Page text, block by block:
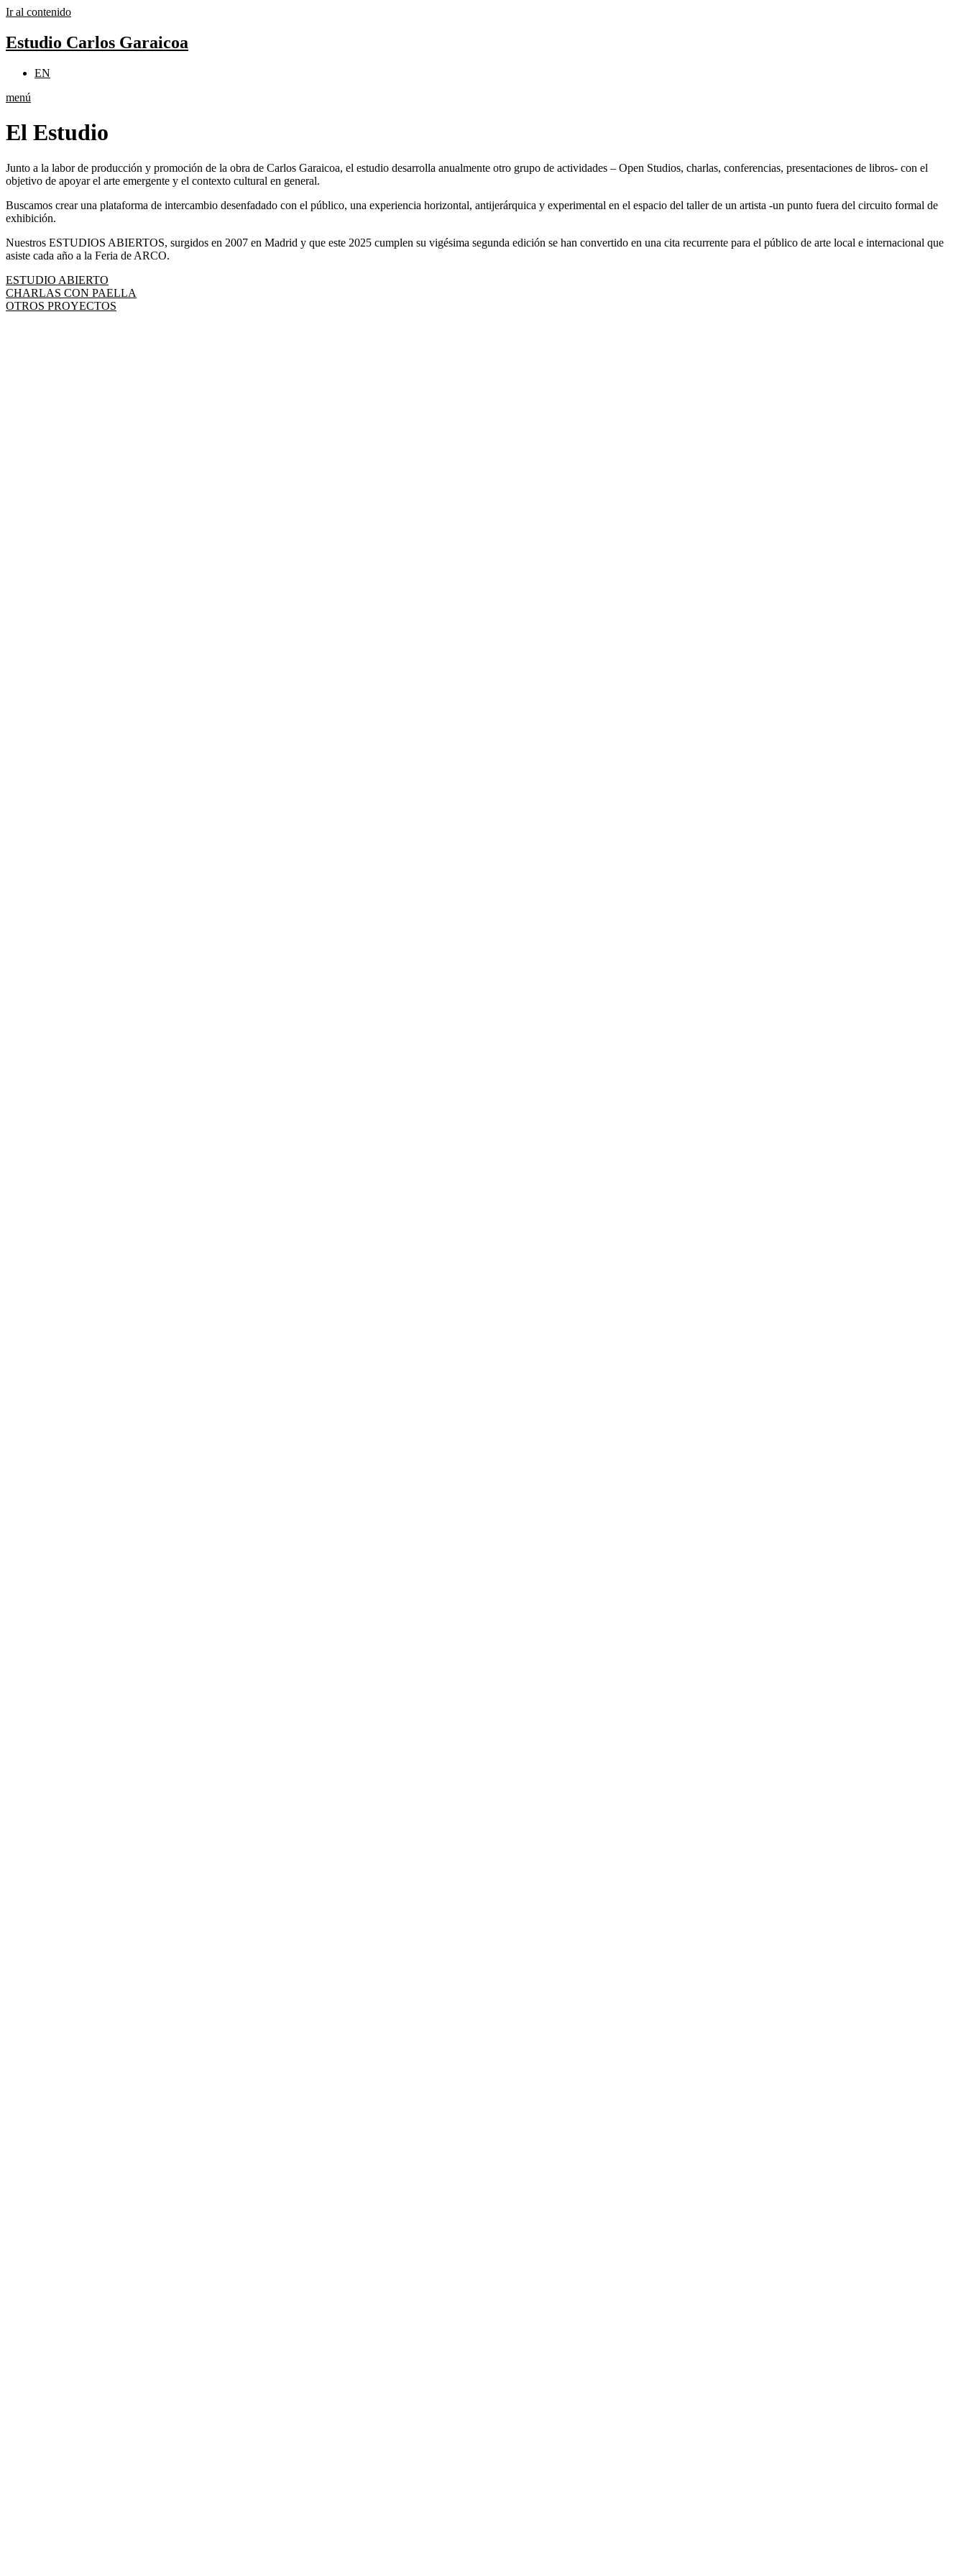
Ir al contenido
Estudio Carlos Garaicoa
EN
menú
El Estudio
Junto a la labor de producción y promoción de la obra de Carlos Garaicoa, el estudio desarrolla anualmente otro grupo de actividades – Open Studios, charlas, conferencias, presentaciones de libros- con el
objetivo de apoyar el arte emergente y el contexto cultural en general.
Buscamos crear una plataforma de intercambio desenfadado con el público, una experiencia horizontal, antijerárquica y experimental en el espacio del taller de un artista -un punto fuera del circuito formal de
exhibición.
Nuestros ESTUDIOS ABIERTOS, surgidos en 2007 en Madrid y que este 2025 cumplen su vigésima segunda edición se han convertido en una cita recurrente para el público de arte local e internacional que
asiste cada año a la Feria de ARCO.
ESTUDIO ABIERTO
CHARLAS CON PAELLA
OTROS PROYECTOS